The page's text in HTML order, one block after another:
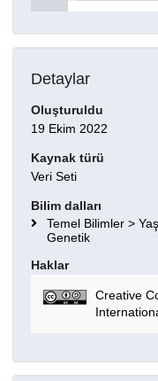
Detaylar
Oluşturuldu
19 Ekim 2022
Kaynak türü
Veri Seti
Bilim dalları
Temel Bilimler >
Genetik
Haklar
Creative